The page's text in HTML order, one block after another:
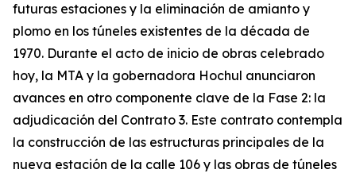
futuras estaciones y la eliminación de amianto y
plomo en los túneles existentes de la década de
1970. Durante el acto de inicio de obras celebrado
hoy, la MTA y la gobernadora Hochul anunciaron
avances en otro componente clave de la Fase 2: la
adjudicación del Contrato 3. Este contrato contempla
la construcción de las estructuras principales de la
nueva estación de la calle 106 y las obras de túneles